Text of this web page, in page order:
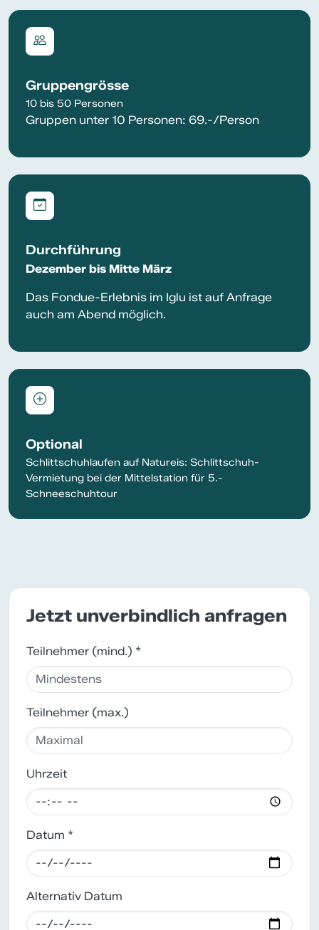
Gruppengrösse
10 bis 50 Personen
Gruppen unter 10 Personen: 69.-/Person
Durchführung
Dezember bis Mitte März
Das Fondue-Erlebnis im Iglu ist auf Anfrage
auch am Abend möglich.
Optional
Schlittschuhlaufen auf Natureis: Schlittschuh-
Vermietung bei der Mittelstation für 5.-
Schneeschuhtour
Jetzt unverbindlich anfragen
Teilnehmer (mind.) *
Teilnehmer (max.)
Uhrzeit
Datum *
Alternativ Datum